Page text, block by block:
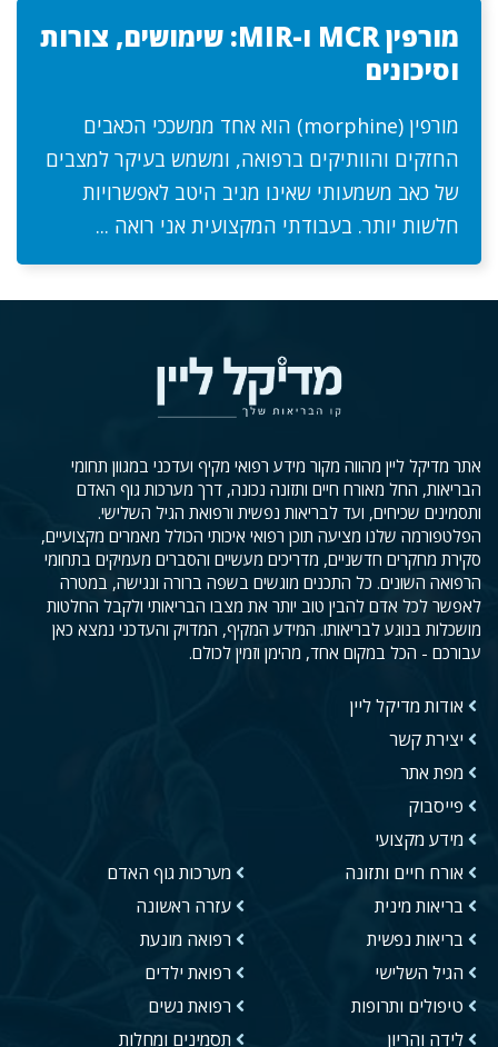
מורפין MCR ו-MIR: שימושים, צורות
וסיכונים
מורפין (morphine) הוא אחד ממשככי הכאבים
החזקים והוותיקים ברפואה, ומשמש בעיקר למצבים
של כאב משמעותי שאינו מגיב היטב לאפשרויות
חלשות יותר. בעבודתי המקצועית אני רואה ...
אתר מדיקל ליין מהווה מקור מידע רפואי מקיף ועדכני במגוון תחומי
הבריאות, החל מאורח חיים ותזונה נכונה, דרך מערכות גוף האדם
ותסמינים שכיחים, ועד לבריאות נפשית ורפואת הגיל השלישי.
הפלטפורמה שלנו מציעה תוכן רפואי איכותי הכולל מאמרים מקצועיים,
סקירת מחקרים חדשניים, מדריכים מעשיים והסברים מעמיקים בתחומי
הרפואה השונים. כל התכנים מוגשים בשפה ברורה ונגישה, במטרה
לאפשר לכל אדם להבין טוב יותר את מצבו הבריאותי ולקבל החלטות
מושכלות בנוגע לבריאותו. המידע המקיף, המדויק והעדכני נמצא כאן
עבורכם - הכל במקום אחד, מהימן וזמין לכולם.
אודות מדיקל ליין
יצירת קשר
מפת אתר
פייסבוק
מידע מקצועי
אורח חיים ותזונה
בריאות מינית
בריאות נפשית
הגיל השלישי
טיפולים ותרופות
לידה והריון
מערכות גוף האדם
עזרה ראשונה
רפואה מונעת
רפואת ילדים
רפואת נשים
תסמינים ומחלות